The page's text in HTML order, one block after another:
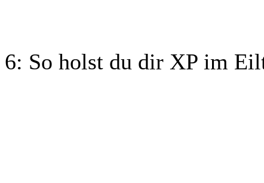
So holst du dir XP im